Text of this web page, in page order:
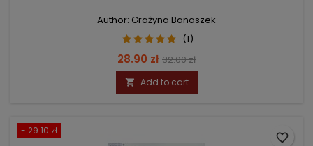
Author: Grażyna Banaszek
(1)
Price
28.90 zł Regular
price
32.00 zł
 Add to cart
- 29.10 zł
favorite_border